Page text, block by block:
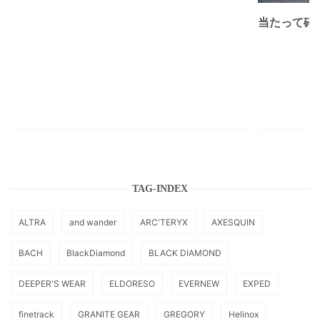
当たって砕
TAG-INDEX
ALTRA and wander ARC'TERYX AXESQUIN
BACH BlackDiamond BLACK DIAMOND
DEEPER'S WEAR ELDORESO EVERNEW EXPED
finetrack GRANITE GEAR GREGORY Helinox